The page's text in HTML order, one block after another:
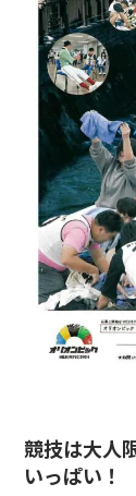
競技は大人
いっぱい！